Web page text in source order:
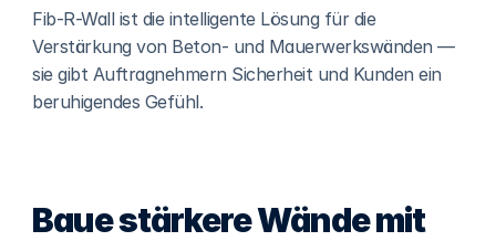
Fib-R-Wall ist die intelligente Lösung für die
Verstärkung von Beton- und Mauerwerkswänden —
sie gibt Auftragnehmern Sicherheit und Kunden ein
beruhigendes Gefühl.
Baue stärkere Wände mit